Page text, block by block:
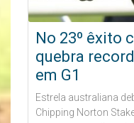
No 23º êxito
quebra
em G1
Estrela australiana
Chipping Norton